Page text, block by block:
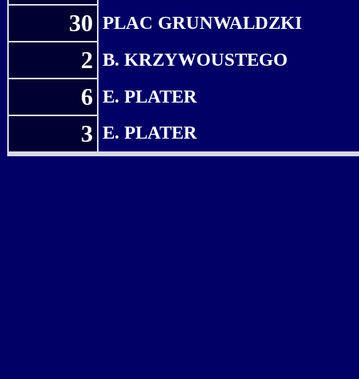
30 PLAC GRUNWALDZKI
2 B. KRZYWOUSTEGO
6 E. PLATER
3 E. PLATER